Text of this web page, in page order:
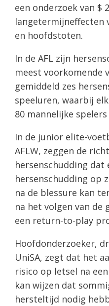
een onderzoek van $
langetermijneffecten
en hoofdstoten.
In de AFL zijn
meest voorkomende
gemiddeld zes
speeluren, waarbij
80 mannelijke
In de junior elite-
AFLW, zeggen de
hersenschudding dat
hersenschudding op
na de blessure kan
na het volgen van de
een return-to-play
Hoofdonderzoeker,
UniSA, zegt dat het
risico op letsel na
kan wijzen dat
hersteltijd nodig